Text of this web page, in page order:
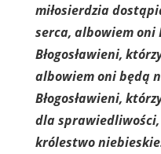
miłosierdzia
serca, albowiem oni
Błogosławieni,
albowiem oni będą
Błogosławieni,
dla
królestwo